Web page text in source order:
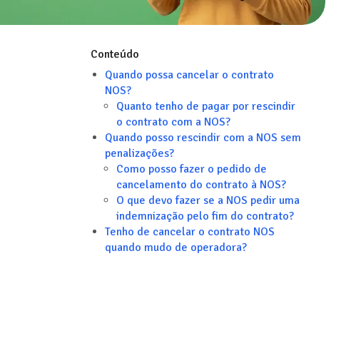
Conteúdo
Quando possa cancelar o contrato
NOS?
Quanto tenho de pagar por rescindir
o contrato com a NOS?
Quando posso rescindir com a NOS sem
penalizações?
Como posso fazer o pedido de
cancelamento do contrato à NOS?
O que devo fazer se a NOS pedir uma
indemnização pelo fim do contrato?
Tenho de cancelar o contrato NOS
quando mudo de operadora?